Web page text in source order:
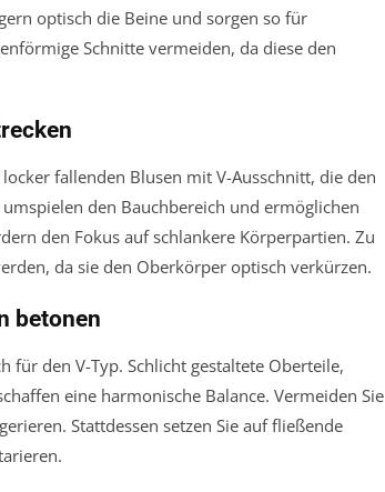
optisch die Beine und sorgen so für
Schnitte vermeiden, da diese den
fallenden Blusen mit V-Ausschnitt, die den
den Bauchbereich und ermöglichen
den Fokus auf schlankere Körperpartien. Zu
da sie den Oberkörper optisch verkürzen.
betonen
für den V-Typ. Schlicht gestaltete Oberteile,
eine harmonische Balance. Vermeiden Sie
Stattdessen setzen Sie auf fließende